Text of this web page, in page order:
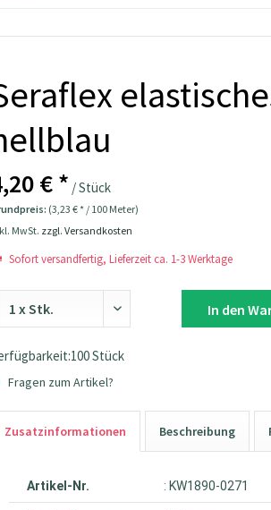
€ * / Stück
(3,23 € * / 100 Meter)
MwSt. zzgl. Versandkosten
Sofort versandfertig, Lieferzeit ca. 1-3 Werktage
In den
Stück
Fragen zum Artikel?
Zusatzinformationen Beschreibung
Artikel-Nr. : KW1890-0271